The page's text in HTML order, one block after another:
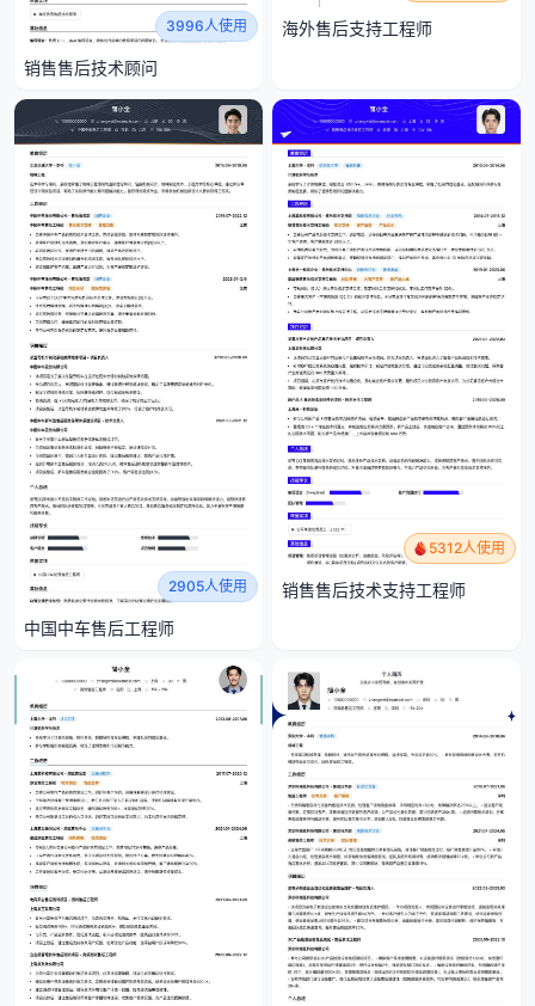
3996人使用
销售售后技术顾问
海外售后支持工程师
2905人使用
中国中车售后工程师
5312人使用
销售售后技术支持工程师